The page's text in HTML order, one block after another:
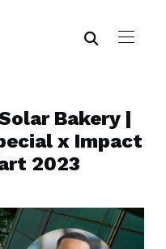
Bakery |
x Impact
2023